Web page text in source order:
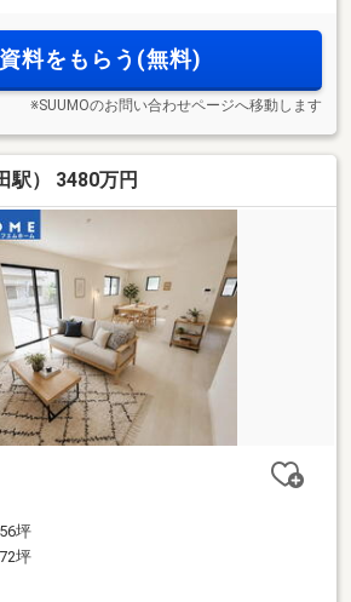
資料をもらう(無料)
※SUUMOのお問い合わせページへ移動します
駅） 3480万円
坪
坪